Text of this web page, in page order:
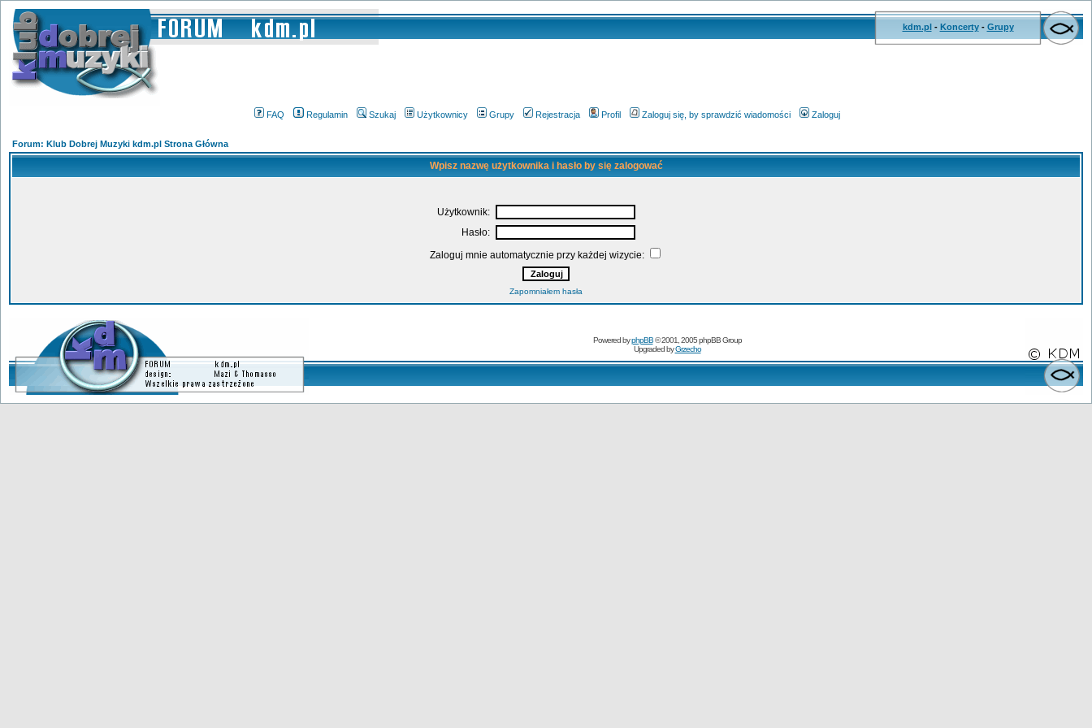
kdm.pl- Koncerty- Grupy
FAQ Regulamin Szukaj Użytkownicy Grupy Rejestracja Profil Zaloguj się, by sprawdzić wiadomości Zaloguj
Forum: Klub Dobrej Muzyki kdm.pl Strona Główna
Wpisz nazwę użytkownika i hasło by się zalogować
Użytkownik:
Hasło:
Zaloguj mnie automatycznie przy każdej wizycie:
Zapomniałem hasła
Powered byphpBB© 2001, 2005 phpBB Group
Upgraded byGrzecho